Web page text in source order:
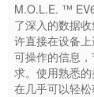
M.O.L.E. ™
了深入的数据
许直接在设备
可操作的信息
求。使用熟悉
在几乎可以轻